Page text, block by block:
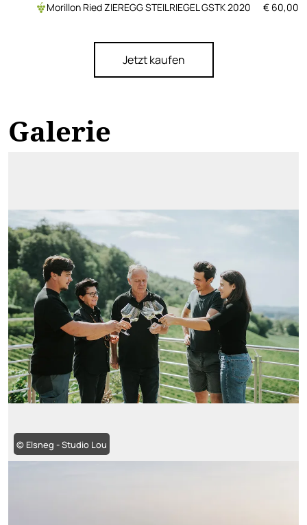
Morillon Ried ZIEREGG STEILRIEGEL GSTK 2020
€ 60,00
Jetzt kaufen
Galerie
© Elsneg - Studio Lou